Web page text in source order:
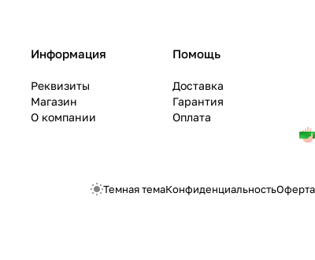
Информация
Реквизиты
Магазин
О компании
Помощь
Доставка
Гарантия
Оплата
Темная темаКонфиденциальностьОферта